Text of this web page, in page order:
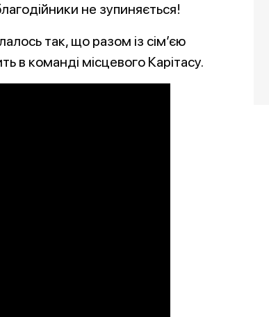
не зупиняється!
так, що разом із сім’єю
в команді місцевого Карітасу.